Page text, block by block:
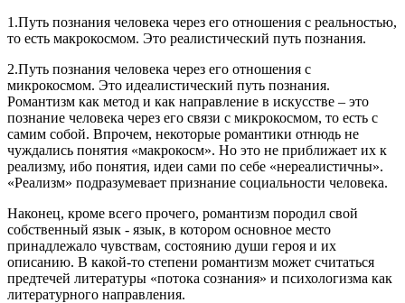
1.Путь познания человека через его отношения с реальностью,
то есть макрокосмом. Это реалистический путь познания.
2.Путь познания человека через его отношения с
микрокосмом. Это идеалистический путь познания.
Романтизм как метод и как направление в искусстве – это
познание человека через его связи с микрокосмом, то есть с
самим собой. Впрочем, некоторые романтики отнюдь не
чуждались понятия «макрокосм». Но это не приближает их к
реализму, ибо понятия, идеи сами по себе «нереалистичны».
«Реализм» подразумевает признание социальности человека.
Наконец, кроме всего прочего, романтизм породил свой
собственный язык - язык, в котором основное место
принадлежало чувствам, состоянию души героя и их
описанию. В какой-то степени романтизм может считаться
предтечей литературы «потока сознания» и психологизма как
литературного направления.